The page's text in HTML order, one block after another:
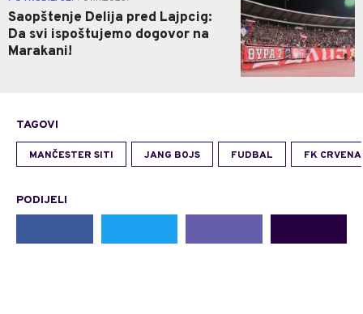
Saopštenje Delija pred Lajpcig:
Da svi ispoštujemo dogovor na
Marakani!
TAGOVI
MANČESTER SITI JANG BOJS FUDBAL FK
PODIJELI